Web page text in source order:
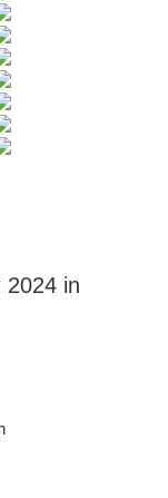
2024 in